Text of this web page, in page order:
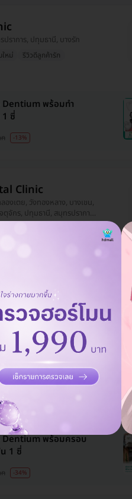
ปราการ, ปทุมธานี, บางรัก
หม่
รีวิวดีลูกค้ารัก
Dentium พร้อมทำ
ซี่
-13%
Clinic
องเตย, วังทองหลาง, บางเขน,
ตุจักร, ปทุมธานี, สมุทรปราการ,
ย, สายไหม, ประเวศ, วัฒนา
เลนเคลือบบนโลหะ
-35%
Dental Clinic
ก
Dentium พร้อมครอบ
1 ซี่
-34%